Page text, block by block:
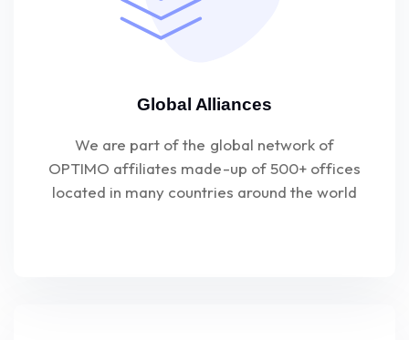
Global Alliances
We are part of the global network of
OPTIMO affiliates made-up of 500+ offices
located in many countries around the world